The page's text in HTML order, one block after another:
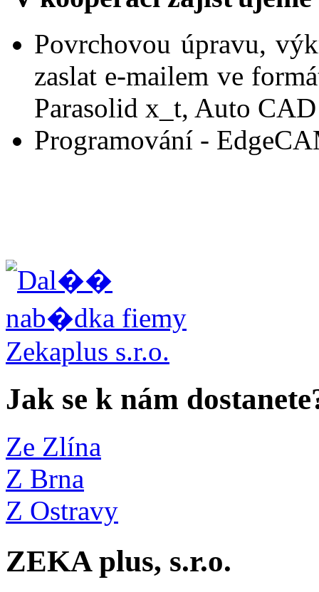
Povrchovou úpravu,
zaslat e-mailem ve
Parasolid x_t, Auto
Programování -
Jak se k nám
Ze Zlína
Z Brna
Z Ostravy
ZEKA plus, s.r.o.